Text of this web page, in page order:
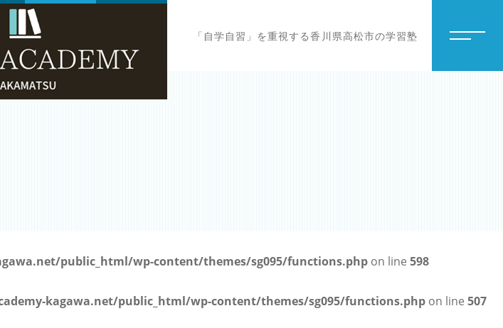
「自学自習」を重視する香川県高松市の学習塾
public_html/wp-content/themes/sg095/functions.php on line 598
kagawa.net/public_html/wp-content/themes/sg095/functions.php on line 507